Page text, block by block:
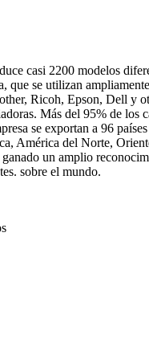
casi 2200 modelos
que se utilizan
Ricoh, Epson, Dell y
Más del 95% de los
se exportan a 96
América del Norte,
un amplio
sobre el mundo.